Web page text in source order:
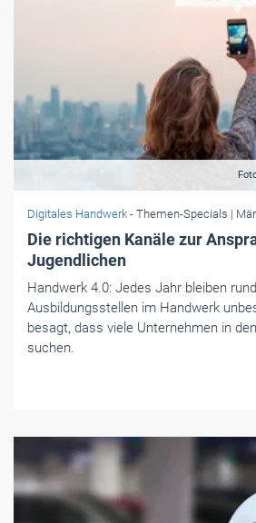
Digitales Handwerk - Themen-Specials |
Die richtigen Kanäle zur
Jugendlichen
Handwerk 4.0: Jedes Jahr bleiben
Ausbildungsstellen im Handwerk
besagt, dass viele Unternehmen in
suchen.